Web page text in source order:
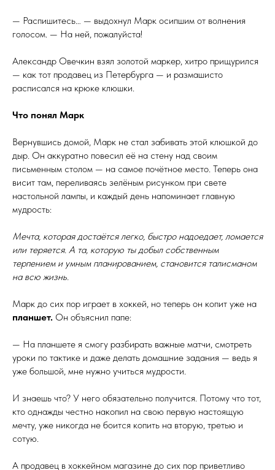
— Распишитесь… — выдохнул Марк осипшим от волнения
голосом. — На ней, пожалуйста!
Александр Овечкин взял золотой маркер, хитро прищурился
— как тот продавец из Петербурга — и размашисто
расписался на крюке клюшки.
Что понял Марк
Вернувшись домой, Марк не стал забивать этой клюшкой до
дыр. Он аккуратно повесил её на стену над своим
письменным столом — на самое почётное место. Теперь она
висит там, переливаясь зелёным рисунком при свете
настольной лампы, и каждый день напоминает главную
мудрость:
Мечта, которая достаётся легко, быстро надоедает, ломается
или теряется. А та, которую ты добыл собственным
терпением и умным планированием, становится талисманом
на всю жизнь.
Марк до сих пор играет в хоккей, но теперь он копит уже на
планшет. Он объяснил папе:
— На планшете я смогу разбирать важные матчи, смотреть
уроки по тактике и даже делать домашние задания — ведь я
уже большой, мне нужно учиться мудрости.
И знаешь что? У него обязательно получится. Потому что тот,
кто однажды честно накопил на свою первую настоящую
мечту, уже никогда не боится копить на вторую, третью и
сотую.
А продавец в хоккейном магазине до сих пор приветливо